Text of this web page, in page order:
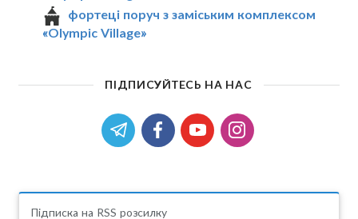
фортеці поруч з заміським комплексом
«Olympic Village»
ПІДПИСУЙТЕСЬ НА НАС
Підписка на RSS розсилку